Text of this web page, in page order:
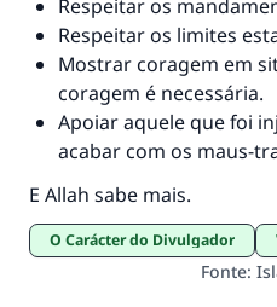
Respeitar os
Respeitar os limites
Mostrar coragem em
coragem é necessária.
Apoiar aquele que foi
acabar com os maus-
E Allah sabe mais.
O Carácter do Divulgador
Fonte: